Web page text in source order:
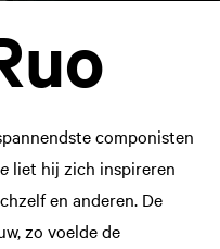
componisten
liet hij zich inspireren
en anderen. De
zo voelde de